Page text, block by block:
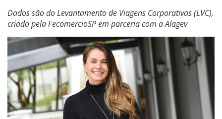
Dados são do Levantamento de Viagens Corporativas (LVC),
criado pela FecomercioSP em parceria com a Alagev